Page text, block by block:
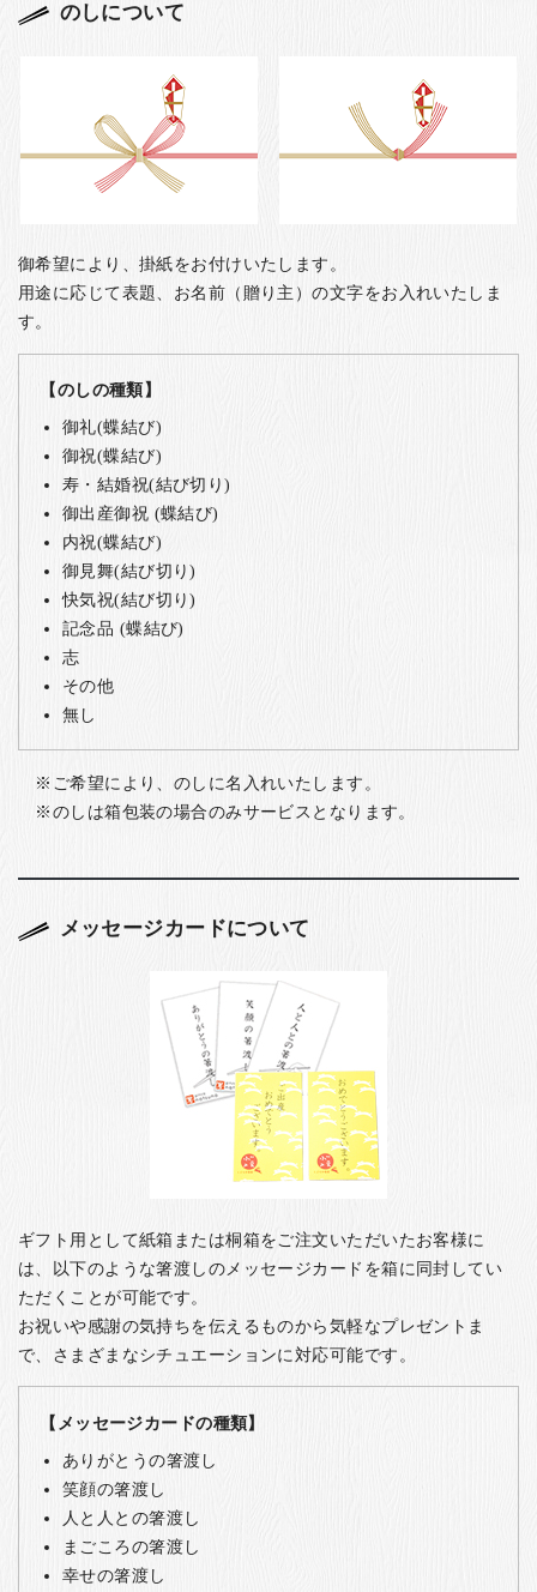
のしについて
御希望により、掛紙をお付けいたします。
用途に応じて表題、お名前（贈り主）の文字をお入れいたしま
す。
【のしの種類】
御礼(蝶結び)
御祝(蝶結び)
寿・結婚祝(結び切り)
御出産御祝 (蝶結び)
内祝(蝶結び)
御見舞(結び切り)
快気祝(結び切り)
記念品 (蝶結び)
志
その他
無し
ご希望により、のしに名入れいたします。
のしは箱包装の場合のみサービスとなります。
メッセージカードについて
ギフト用として紙箱または桐箱をご注文いただいたお客様に
は、以下のような箸渡しのメッセージカードを箱に同封してい
ただくことが可能です。
お祝いや感謝の気持ちを伝えるものから気軽なプレゼントま
で、さまざまなシチュエーションに対応可能です。
【メッセージカードの種類】
ありがとうの箸渡し
笑顔の箸渡し
人と人との箸渡し
まごころの箸渡し
幸せの箸渡し